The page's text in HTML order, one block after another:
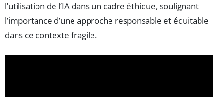
l’utilisation de l’IA dans un cadre éthique, soulignant
l’importance d’une approche responsable et équitable
dans ce contexte fragile.